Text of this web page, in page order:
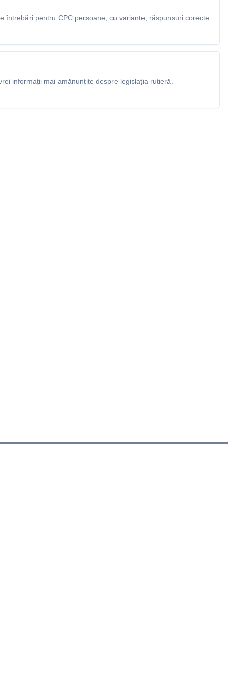
întrebări pentru CPC persoane, cu variante, răspunsuri corecte
informații mai amănunțite despre legislația rutieră.